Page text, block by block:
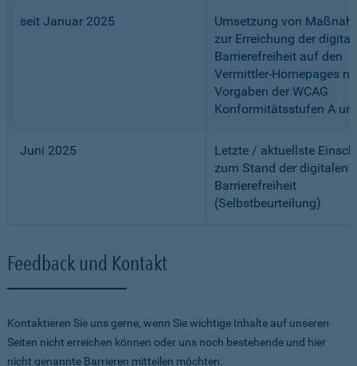
seit Januar 2025
Umsetzung von
zur Erreichung der
Barrierefreiheit auf den
Vermittler-Homepages
Vorgaben der WCAG
Konformitätsstufen A
Juni 2025
Letzte / aktuellste
zum Stand der digitalen
Barrierefreiheit
(Selbstbeurteilung)
Feedback und Kontakt
Kontaktieren Sie uns gerne, wenn Sie wichtige Inhalte auf unseren
Seiten nicht erreichen können oder uns noch bestehende und hier
nicht genannte Barrieren mitteilen möchten.